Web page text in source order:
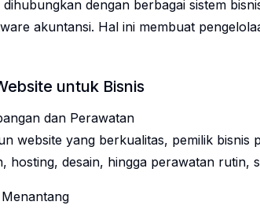
dihubungkan dengan berbagai sistem
akuntansi. Hal ini membuat
untuk Bisnis
dan Perawatan
website yang berkualitas, pemilik bisnis
hosting, desain, hingga perawatan rutin,